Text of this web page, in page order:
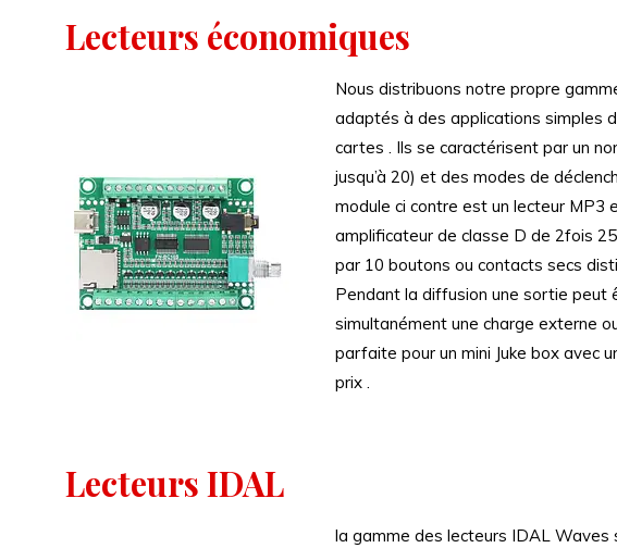
Lecteurs économiques
Nous distribuons notre propre
adaptés à des applications simples
cartes . Ils se caractérisent par un
jusqu’à 20) et des modes de
module ci contre est un lecteur MP3
amplificateur de classe D de 2fois
par 10 boutons ou contacts secs
Pendant la diffusion une sortie peut
simultanément une charge externe
parfaite pour un mini Juke box avec
prix .
Lecteurs IDAL
la gamme des lecteurs IDAL Waves